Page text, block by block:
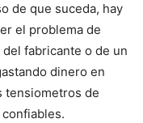
de que suceda, hay
el problema de
fabricante o de un
dinero en
tensiometros de